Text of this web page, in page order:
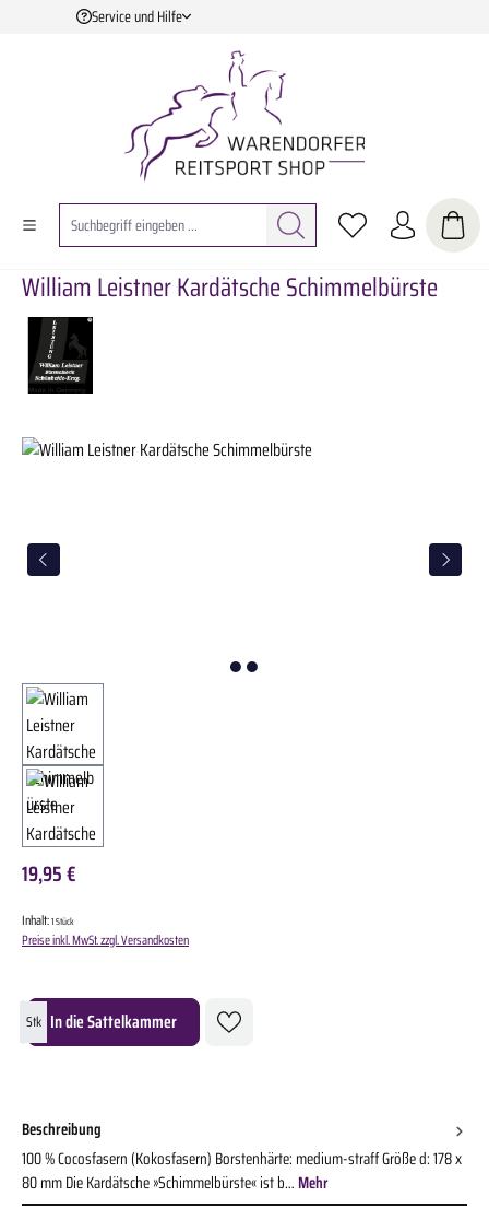
Zum Hauptinhalt springen
Service und Hilfe
William Leistner Kardätsche Schimmelbürste
Bildergalerie überspringen
19,95 €
Inhalt:1 Stück
Preise inkl. MwSt. zzgl. Versandkosten
Produkt Anzahl: Gib den gewünschten Wert ein oder benutze die Schaltflächen um die
Stk In die Sattelkammer
Beschreibung
100 % Cocosfasern (Kokosfasern) Borstenhärte: medium-straff Größe d: 178 x
80 mm Die Kardätsche »Schimmelbürste« ist b…Mehr